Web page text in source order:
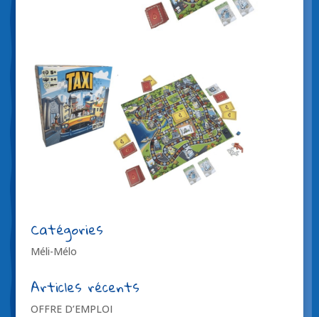
Catégories
Méli-Mélo
Articles récents
OFFRE D’EMPLOI